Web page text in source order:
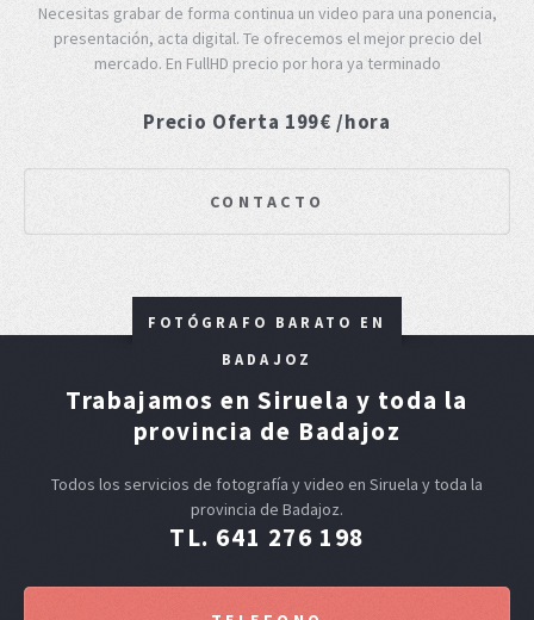
Necesitas grabar de forma continua un video para una ponencia,
presentación, acta digital. Te ofrecemos el mejor precio del
mercado. En FullHD precio por hora ya terminado
Precio Oferta 199€ /hora
CONTACTO
FOTÓGRAFO BARATO EN
BADAJOZ
Trabajamos en Siruela y toda la
provincia de Badajoz
Todos los servicios de fotografía y video en Siruela y toda la
provincia de Badajoz.
TL. 641 276 198